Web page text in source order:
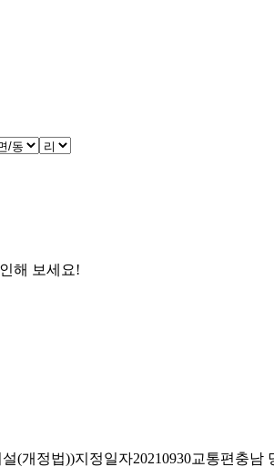
해 보세요!
(개정법))지정일자20210930교통편충남